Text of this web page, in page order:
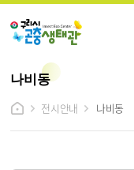
나비동
전시안내
나비동